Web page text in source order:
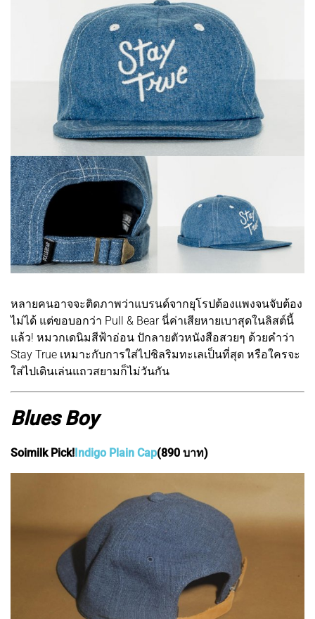
หลายคนอาจจะติดภาพว่าแบรนด์จากยุโรปต้องแพงจนจับต้อง
ไม่ได้ แต่ขอบอกว่า Pull & Bear นี่ค่าเสียหายเบาสุดในลิสต์นี้
แล้ว! หมวกเดนิมสีฟ้าอ่อน ปักลายตัวหนังสือสวยๆ ด้วยคำว่า
Stay True เหมาะกับการใส่ไปชิลริมทะเลเป็นที่สุด หรือใครจะ
ใส่ไปเดินเล่นแถวสยามก็ไม่วันกัน
Blues Boy
Soimilk Pick!Indigo Plain Cap(890 บาท)